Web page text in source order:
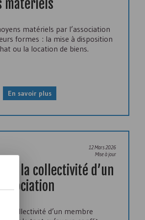
matériels
matériels par l’association
formes : la mise à disposition
ou la location de biens.
En savoir plus
12 Mars 2026
Mise à jour
à la collectivité d’un
la collectivité d’un membre